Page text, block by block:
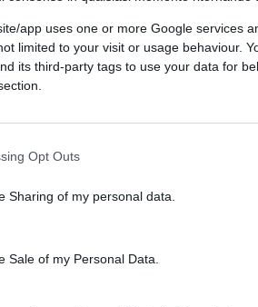
app uses one or more Google services
limited to your visit or usage behaviour.
its third-party tags to use your data for
Opt Outs
Sharing of my personal data.
Sale of my Personal Data.
di Antonio Pennacchi